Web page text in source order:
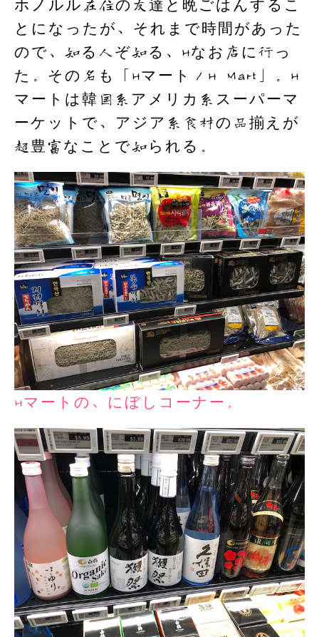
ホノルル在住の友達と晩ごはんするこ
とになったが、それまで時間があった
ので、知る人ぞ知る、Hなお店に行っ
た。その名も「Hマート／H Mart」。H
マートは韓国系アメリカ系スーパーマ
ーケットで、アジア系食材の品揃えが
超豊富なことで知られる。
Hマートの、にぼしコーナー。